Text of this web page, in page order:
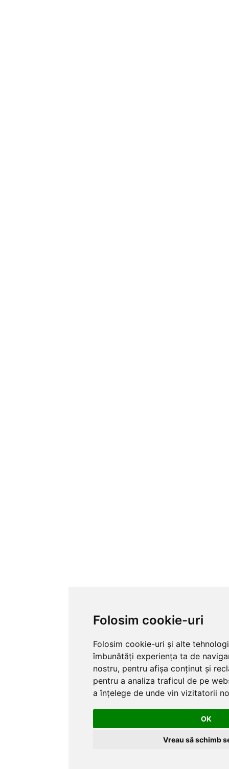
Folosim cookie-uri
Folosim cookie-uri și alte
îmbunătăți experiența ta de
nostru, pentru afișa conținut și
pentru a analiza traficul de pe
a înțelege de unde vin vizitatorii
OK
Vreau să schimb